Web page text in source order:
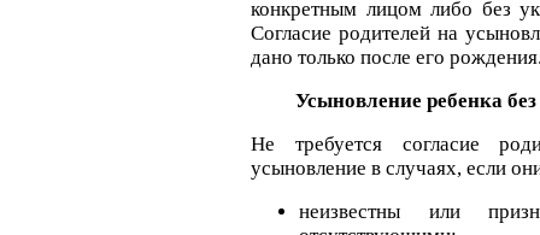
конкретным лицом либо без
Согласие родителей на
дано только после его
Усыновление ребенка
Не требуется согласие
усыновление в случаях, если
неизвестны или